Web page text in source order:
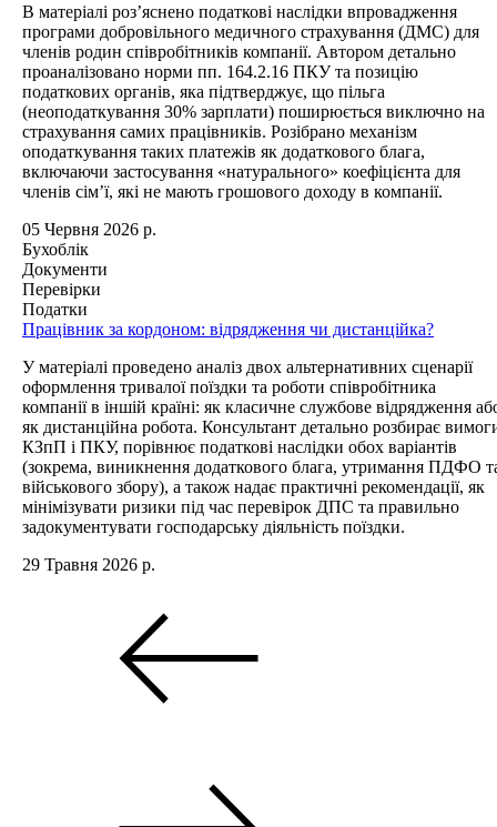
В матеріалі роз’яснено податкові наслідки впровадження
програми добровільного медичного страхування (ДМС) для
членів родин співробітників компанії. Автором детально
проаналізовано норми пп. 164.2.16 ПКУ та позицію
податкових органів, яка підтверджує, що пільга
(неоподаткування 30% зарплати) поширюється виключно на
страхування самих працівників. Розібрано механізм
оподаткування таких платежів як додаткового блага,
включаючи застосування «натурального» коефіцієнта для
членів сім’ї, які не мають грошового доходу в компанії.
05 Червня 2026 р.
Бухоблік
Документи
Перевірки
Податки
Працівник за кордоном: відрядження чи дистанційка?
У матеріалі проведено аналіз двох альтернативних сценарії
оформлення тривалої поїздки та роботи співробітника
компанії в іншій країні: як класичне службове відрядження
як дистанційна робота. Консультант детально розбирає
КЗпП і ПКУ, порівнює податкові наслідки обох варіантів
(зокрема, виникнення додаткового блага, утримання ПДФО
військового збору), а також надає практичні рекомендації, як
мінімізувати ризики під час перевірок ДПС та правильно
задокументувати господарську діяльність поїздки.
29 Травня 2026 р.